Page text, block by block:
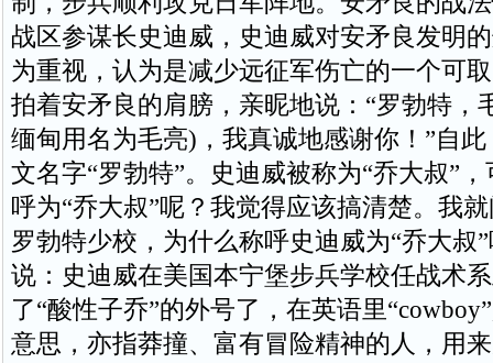
战区参谋长史迪威，史迪威对安矛良发明
为重视，认为是减少远征军伤亡的一个可
拍着安矛良的肩膀，亲昵地说：“罗勃特，
缅甸用名为毛亮)，我真诚地感谢你！”自
文名字“罗勃特”。史迪威被称为“乔大叔”
呼为“乔大叔”呢？我觉得应该搞清楚。我
罗勃特少校，为什么称呼史迪威为“乔大叔
说：史迪威在美国本宁堡步兵学校任战术
了“酸性子乔”的外号了，在英语里
意思，亦指莽撞、富有冒险精神的人，用